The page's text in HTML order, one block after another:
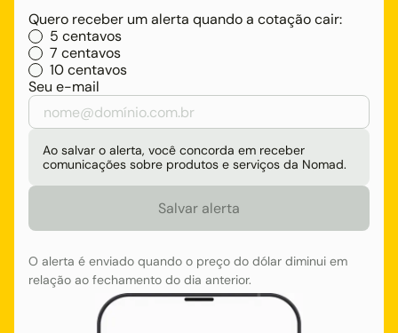
Quero receber um alerta quando a cotação cair:
5 centavos
7 centavos
10 centavos
Seu e-mail
Ao salvar o alerta, você concorda em receber
comunicações sobre produtos e serviços da Nomad.
O alerta é enviado quando o preço do dólar diminui em
relação ao fechamento do dia anterior.